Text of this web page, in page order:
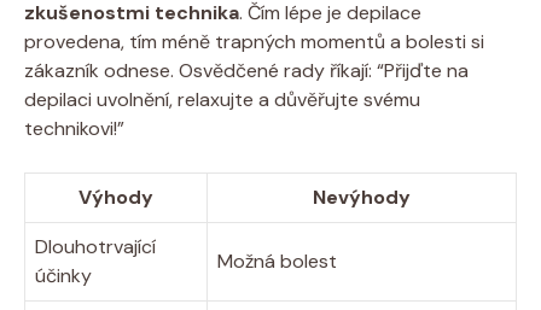
zkušenostmi technika. Čím lépe je depilace
provedena, tím méně trapných momentů a bolesti si
zákazník odnese. Osvědčené rady říkají: “Přijďte na
depilaci uvolnění, relaxujte a důvěřujte svému
technikovi!”
Výhody
Nevýhody
Dlouhotrvající
účinky
Možná bolest